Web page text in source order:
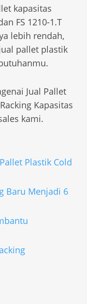
kapasitas
FS 1210-1.T
lebih rendah,
pallet plastik
Jual Pallet
Kapasitas
kami.
Plastik Cold
Baru Menjadi 6